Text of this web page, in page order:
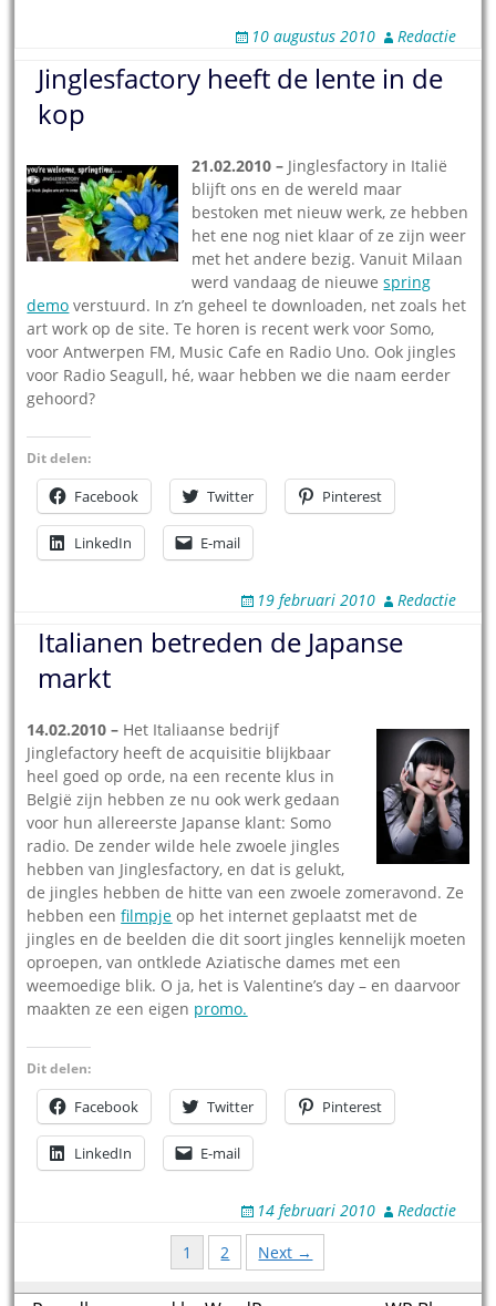
10 augustus 2010 Redactie
Jinglesfactory heeft de lente in de
kop
21.02.2010 – Jinglesfactory in Italië
blijft ons en de wereld maar
bestoken met nieuw werk, ze hebben
het ene nog niet klaar of ze zijn weer
met het andere bezig. Vanuit Milaan
werd vandaag de nieuwespring
demo verstuurd. In z’n geheel te downloaden, net zoals het
art work op de site. Te horen is recent werk voor Somo,
voor Antwerpen FM, Music Cafe en Radio Uno. Ook jingles
voor Radio Seagull, hé, waar hebben we die naam eerder
gehoord?
Dit delen:
Facebook Twitter Pinterest
LinkedIn E-mail
19 februari 2010 Redactie
Italianen betreden de Japanse
markt
14.02.2010 – Het Italiaanse bedrijf
Jinglefactory heeft de acquisitie blijkbaar
heel goed op orde, na een recente klus in
België zijn hebben ze nu ook werk gedaan
voor hun allereerste Japanse klant: Somo
radio. De zender wilde hele zwoele jingles
hebben van Jinglesfactory, en dat is gelukt,
de jingles hebben de hitte van een zwoele zomeravond. Ze
hebben eenfilmpje op het internet geplaatst met de
jingles en de beelden die dit soort jingles kennelijk moeten
oproepen, van ontklede Aziatische dames met een
weemoedige blik. O ja, het is Valentine’s day – en daarvoor
maakten ze een eigen promo.
Dit delen:
Facebook Twitter Pinterest
LinkedIn E-mail
14 februari 2010 Redactie
navigation
1 2 Next →